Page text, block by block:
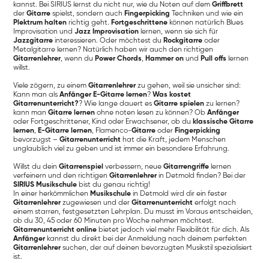
kannst. Bei SIRIUS lernst du nicht nur, wie du Noten auf demGriffbrett
derGitarre spielst, sondern auch Fingerpicking
Techniken und wie ein
Plektrum halten richtig geht. Fortgeschrittene können natürlich Blues
Improvisation undJazz Improvisation lernen, wenn sie sich für
Jazzgitarre interessieren. Oder möchtest du Rockgitarre oder
Metalgitarre lernen? Natürlich haben wir auch den richtigen
Gitarrenlehrer, wenn du Power Chords, Hammer on und Pull offs lernen
willst.
Viele zögern, zu einemGitarrenlehrer zu gehen, weil sie unsicher sind:
Kann man alsAnfänger E-Gitarre lernen?Was kostet
Gitarrenunterricht?? Wie lange dauert esGitarre spielen zu lernen?
kann manGitarre lernen ohne noten lesen zu können? ObAnfänger
oder Fortgeschrittener, Kind oder Erwachsener, ob du klassische Gitarre
lernen, E-Gitarre lernen, Flamenco-Gitarre oder Fingerpicking
bevorzugst –Gitarrenunterricht hat die Kraft, jedem Menschen
unglaublich viel zu geben und ist immer ein besondere Erfahrung.
Willst du deinGitarrenspiel verbessern, neueGitarrengriffe lernen
verfeinern und den richtigenGitarrenlehrer in Detmold finden? Bei der
SIRIUS Musikschule bist du genau richtig!
In einer herkömmlichen Musikschule in Detmold wird dir ein fester
Gitarrenlehrer zugewiesen und derGitarrenunterricht erfolgt nach
einem starren, festgesetzten Lehrplan. Du musst im Voraus entscheiden,
ob du 30, 45 oder 60 Minuten pro Woche nehmen möchtest.
Gitarrenunterricht online bietet jedoch viel mehr Flexibilität für dich. Als
Anfänger kannst du direkt bei der Anmeldung nach deinem perfekten
Gitarrenlehrer suchen, der auf deinen bevorzugten Musikstil spezialisiert
ist.